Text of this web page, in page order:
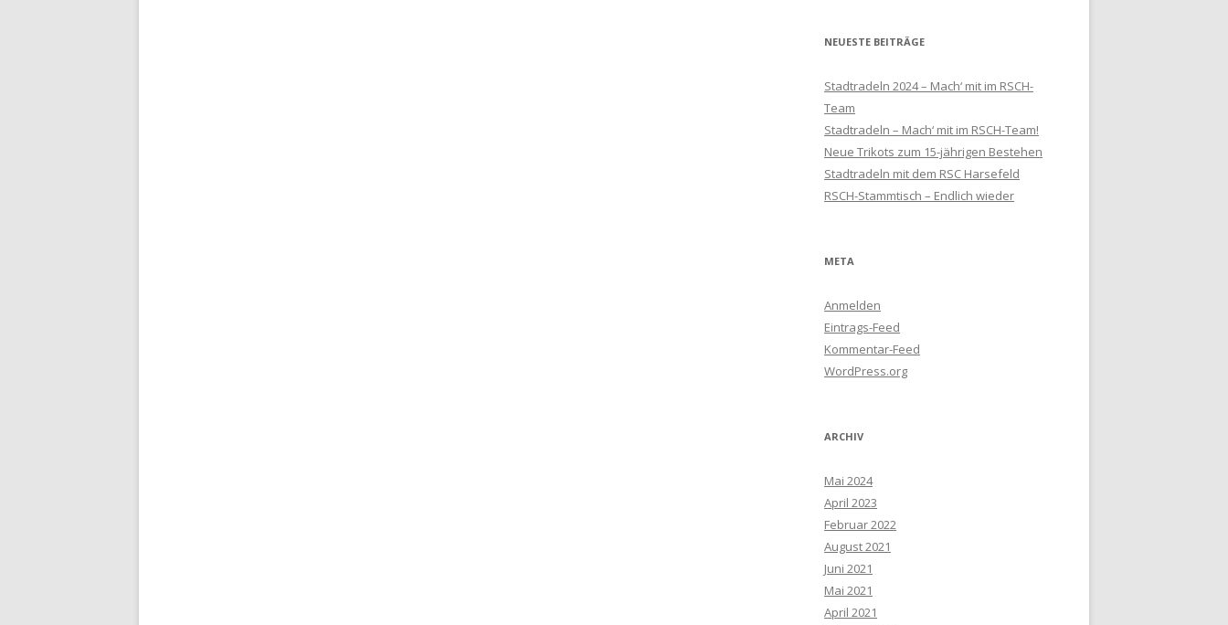
NEUESTE BEITRÄGE
Stadtradeln 2024 – Mach‘ mit im RSCH-
Team
Stadtradeln – Mach‘ mit im RSCH-Team!
Neue Trikots zum 15-jährigen Bestehen
Stadtradeln mit dem RSC Harsefeld
RSCH-Stammtisch – Endlich wieder
META
Anmelden
Eintrags-Feed
Kommentar-Feed
WordPress.org
ARCHIV
Mai 2024
April 2023
Februar 2022
August 2021
Juni 2021
Mai 2021
April 2021